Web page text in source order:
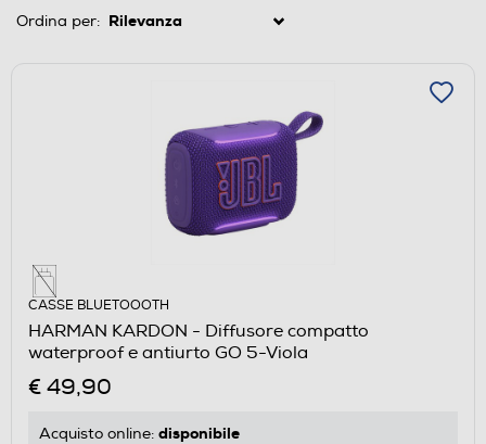
Ordina per:
CASSE BLUETOOOTH
HARMAN KARDON - Diffusore compatto
waterproof e antiurto GO 5-Viola
€ 49,90
Acquisto online: disponibile